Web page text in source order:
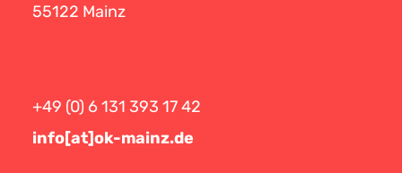
55122 Mainz
+49 (0) 6 131 393 17 42
info[at]ok-mainz.de